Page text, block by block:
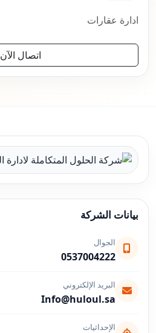
ادارة عقارات
اتصال الآن
بيانات الشركة
الجوال
0537004222
البريد الإلكتروني
Info@huloul.sa
الإحداثيات